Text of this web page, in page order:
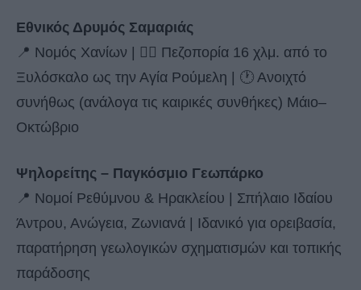
Εθνικός Δρυμός Σαμαριάς
📍 Νομός Χανίων | 🚶‍♂️ Πεζοπορία 16 χλμ. από το
Ξυλόσκαλο ως την Αγία Ρούμελη | 🕐 Ανοιχτό
συνήθως (ανάλογα τις καιρικές συνθήκες) Μάιο–
Οκτώβριο
Ψηλορείτης – Παγκόσμιο Γεωπάρκο
📍 Νομοί Ρεθύμνου & Ηρακλείου | Σπήλαιο Ιδαίου
Άντρου, Ανώγεια, Ζωνιανά | Ιδανικό για ορειβασία,
παρατήρηση γεωλογικών σχηματισμών και τοπικής
παράδοσης